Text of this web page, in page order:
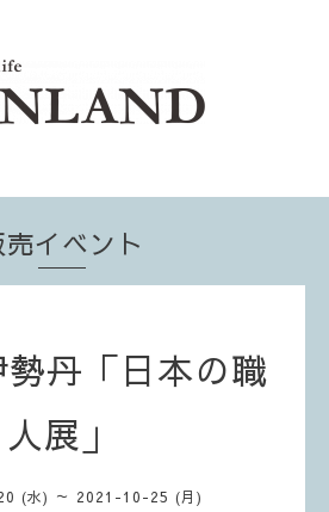
売イベント
勢丹「日本の職
人展」
(水) ～ 2021-10-25 (月)